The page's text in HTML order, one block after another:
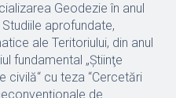
Geodezie în anul
aprofundate,
ale Teritoriului, din anul
fundamental „Ştiinţe
civilă“ cu teza “Cercetări
de